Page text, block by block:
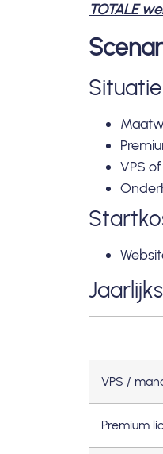
TOTALE
Situatie
VPS
VPS /
Premium